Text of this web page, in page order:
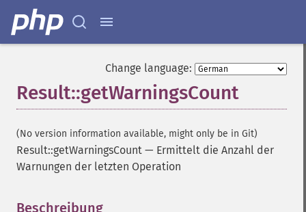
Change language:
Result::getWarningsCount
(No version information available, might only be in Git)
Result::getWarningsCount — Ermittelt die Anzahl der
Warnungen der letzten Operation
Beschreibung